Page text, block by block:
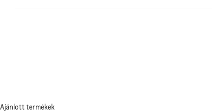
Ajánlott termékek